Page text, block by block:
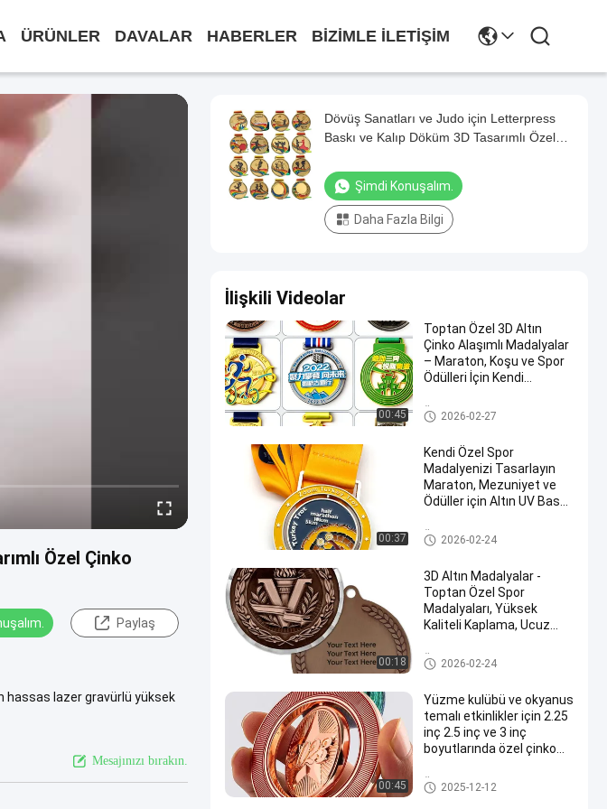
ÜRÜNLER DAVALAR HABERLER BIZIMLE İLETIŞIM
Özel Çinko
Paylaş
hassas lazer gravürlü yüksek
Mesajınızı bırakın.
Dövüş Sanatları ve Judo için Letterpress
Baskı ve Kalıp Döküm 3D Tasarımlı Özel
Şimdi Konuşalım.
Daha Fazla Bilgi
İlişkili Videolar
00:45
Toptan Özel 3D Altın
Çinko Alaşımlı Madalyalar
– Maraton, Koşu ve Spor
Ödülleri İçin Kendi
Özel madalyalar
2026-02-27
00:37
Kendi Özel Spor
Madalyenizi Tasarlayın
Maraton, Mezuniyet ve
Ödüller için Altın UV Baskı
Özel madalyalar
2026-02-24
00:18
3D Altın Madalyalar -
Toptan Özel Spor
Madalyaları, Yüksek
Kaliteli Kaplama, Ucuz
Özel madalyalar
2026-02-24
00:45
Yüzme kulübü ve okyanus
temalı etkinlikler için 2.25
inç 2.5 inç ve 3 inç
boyutlarında özel çinko
madalyaları
Özel madalyalar
2025-12-12